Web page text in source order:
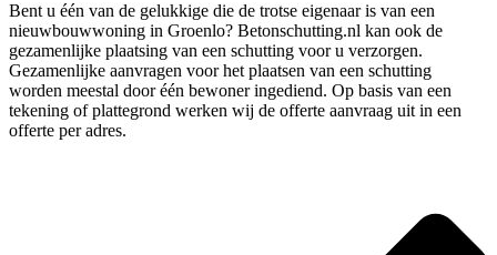
Bent u één van de gelukkige die de trotse eigenaar is van een
nieuwbouwwoning in Groenlo? Betonschutting.nl kan ook de
gezamenlijke plaatsing van een schutting voor u verzorgen.
Gezamenlijke aanvragen voor het plaatsen van een schutting
worden meestal door één bewoner ingediend. Op basis van een
tekening of plattegrond werken wij de offerte aanvraag uit in een
offerte per adres.